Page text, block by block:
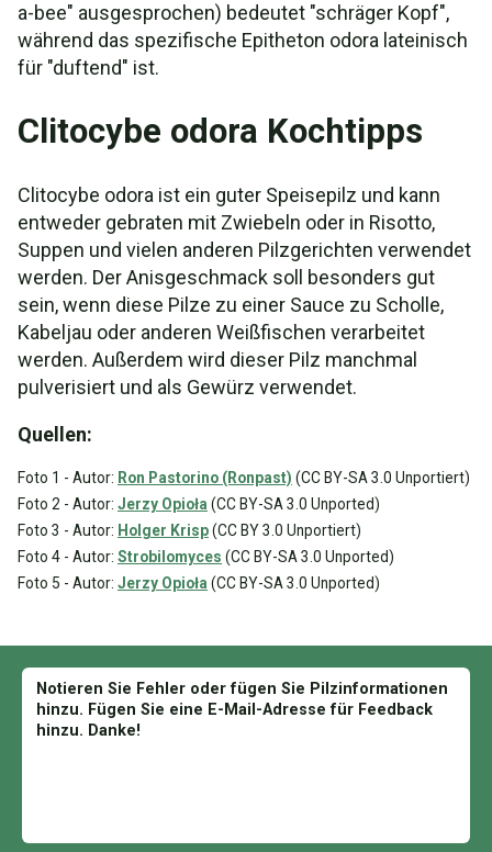
a-bee" ausgesprochen) bedeutet "schräger Kopf",
während das spezifische Epitheton odora lateinisch
für "duftend" ist.
Clitocybe odora Kochtipps
Clitocybe odora ist ein guter Speisepilz und kann
entweder gebraten mit Zwiebeln oder in Risotto,
Suppen und vielen anderen Pilzgerichten verwendet
werden. Der Anisgeschmack soll besonders gut
sein, wenn diese Pilze zu einer Sauce zu Scholle,
Kabeljau oder anderen Weißfischen verarbeitet
werden. Außerdem wird dieser Pilz manchmal
pulverisiert und als Gewürz verwendet.
Quellen:
Foto 1 - Autor: Ron Pastorino (Ronpast) (CC BY-SA 3.0 Unportiert)
Foto 2 - Autor: Jerzy Opioła (CC BY-SA 3.0 Unported)
Foto 3 - Autor: Holger Krisp(CC BY 3.0 Unportiert)
Foto 4 - Autor: Strobilomyces (CC BY-SA 3.0 Unported)
Foto 5 - Autor: Jerzy Opioła (CC BY-SA 3.0 Unported)